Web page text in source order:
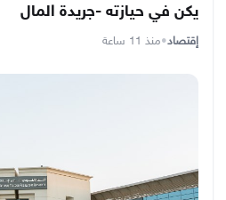
يكن في حيازته -جريدة المال
إقتصاد•منذ 11 ساعة